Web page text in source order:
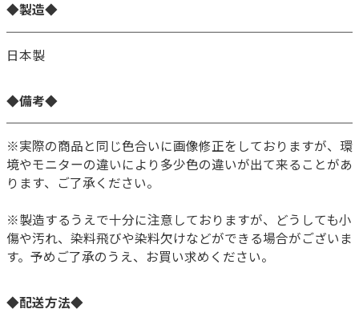
◆製造◆
日本製
◆備考◆
※実際の商品と同じ色合いに画像修正をしておりますが、環
境やモニターの違いにより多少色の違いが出て来ることがあ
ります、ご了承ください。
※製造するうえで十分に注意しておりますが、どうしても小
傷や汚れ、染料飛びや染料欠けなどができる場合がございま
す。予めご了承のうえ、お買い求めください。
◆配送方法◆